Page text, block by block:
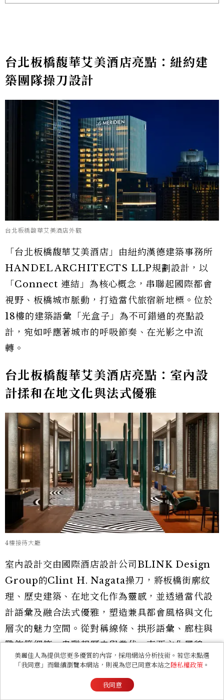
台北板橋馥華艾美酒店亮點：紐約建
築團隊操刀設計
台北板橋馥華艾美酒店外觀
「台北板橋馥華艾美酒店」由紐約漢德建築事務所
HANDEL ARCHITECTS LLP規劃設計，以
「Connect 連結」為核心概念，串聯起國際都會
視野、板橋城市脈動，打造當代旅宿新地標。位於
18樓的建築語彙「光盒子」為不可錯過的亮點設
計，宛如呼應著城市的呼吸節奏、在光影之中流
轉。
台北板橋馥華艾美酒店亮點：室內設
計揉和在地文化與法式優雅
4樓接待大廳
室內設計交由國際酒店設計公司BLINK Design
Group的Clint H. Nagata操刀，將板橋街廓紋
理、歷史建築、在地文化作為靈感，並透過當代設
計語彙及融合法式優雅，塑造兼具都會風格與文化
層次的魅力空間。從對稱線條、拱形語彙、廊柱與
雕飾等細節，串聯起歷史與當代、東西文化風貌，
並與建築外觀相互呼應。
美麗佳人為提供您更多優質的內容，採用網站分析技術。若您未點選
「我同意」而繼續瀏覽本網站，則視為您已同意本站之隱私權政策 。
我同意